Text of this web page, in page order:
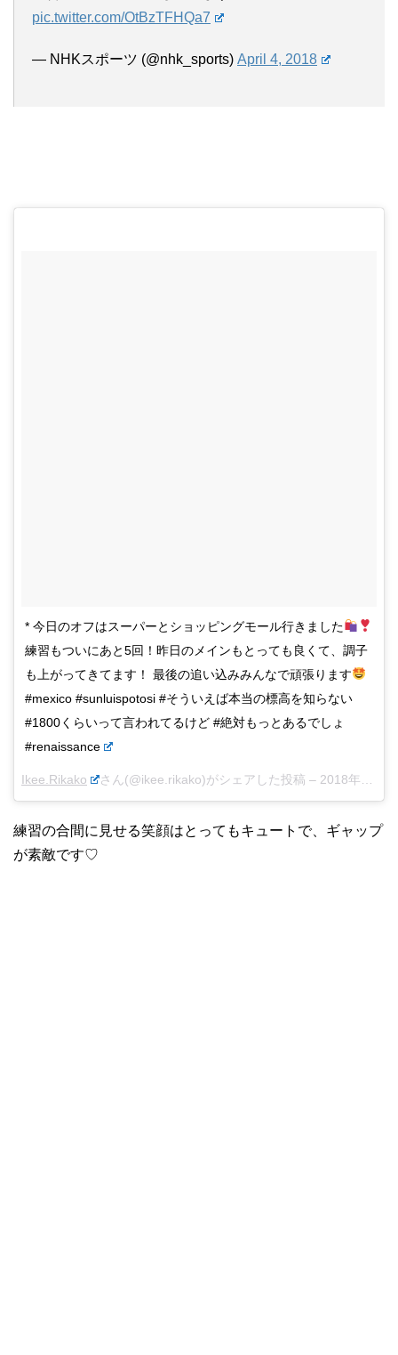
pic.twitter.com/OtBzTFHQa7
— NHKスポーツ (@nhk_sports) April 4, 2018
* 今日のオフはスーパーとショッピングモール行きました
練習もついにあと5回！昨日のメインもとっても良くて、調子
も上がってきてます！ 最後の追い込みみんなで頑張ります
#mexico #sunluispotosi #そういえば本当の標高を知らない
#1800くらいって言われてるけど #絶対もっとあるでしょ
#renaissance
Ikee.Rikako さん(@ikee.rikako)がシェアした投稿 – 2018年 3月月8日午後3時44分PST
練習の合間に見せる笑顔はとってもキュートで、ギャップ
が素敵です♡